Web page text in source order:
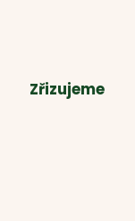
Zřizujeme